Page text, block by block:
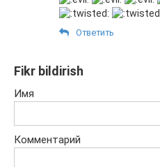
Ответить
Fikr bildirish
Имя
Комментарий